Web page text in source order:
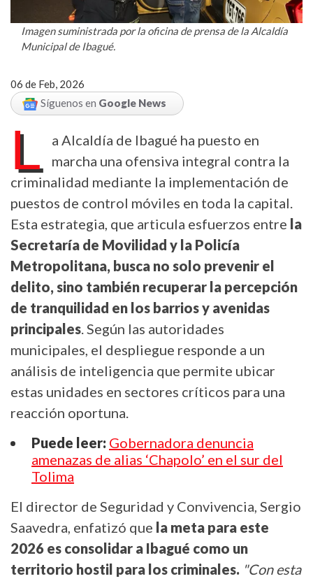
Imagen suministrada por la oficina de prensa de la Alcaldía
Municipal de Ibagué.
06 de Feb, 2026
Síguenos en Google News
L
a Alcaldía de Ibagué ha puesto en
marcha una ofensiva integral contra la
criminalidad mediante la implementación de
puestos de control móviles en toda la capital.
Esta estrategia, que articula esfuerzos entre la
Secretaría de Movilidad y la Policía
Metropolitana, busca no solo prevenir el
delito, sino también recuperar la percepción
de tranquilidad en los barrios y avenidas
principales. Según las autoridades
municipales, el despliegue responde a un
análisis de inteligencia que permite ubicar
estas unidades en sectores críticos para una
reacción oportuna.
Puede leer: Gobernadora denuncia
amenazas de alias ‘Chapolo’ en el sur del
Tolima
El director de Seguridad y Convivencia, Sergio
Saavedra, enfatizó que la meta para este
2026 es consolidar a Ibagué como un
territorio hostil para los criminales. "Con esta